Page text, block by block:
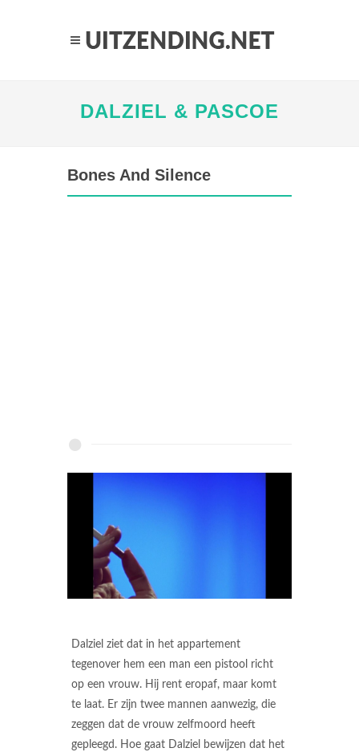
DALZIEL & PASCOE
Bones And Silence
Dalziel ziet dat in het appartement
tegenover hem een man een pistool richt
op een vrouw. Hij rent eropaf, maar komt
te laat. Er zijn twee mannen aanwezig, die
zeggen dat de vrouw zelfmoord heeft
gepleegd. Hoe gaat Dalziel bewijzen dat het